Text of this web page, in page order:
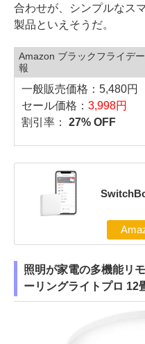
合わせが、シンプルなス
製品といえそうだ。
Amazon ブラックフライデ
報
一般販売価格：5,480円
セール価格： 3,998円
割引率：
27% OFF
照明が家電の多機能リ
ーリングライトプロ 12